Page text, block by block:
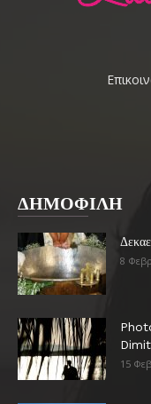
ΔΗΜΟΦΙΛΗ
8
15